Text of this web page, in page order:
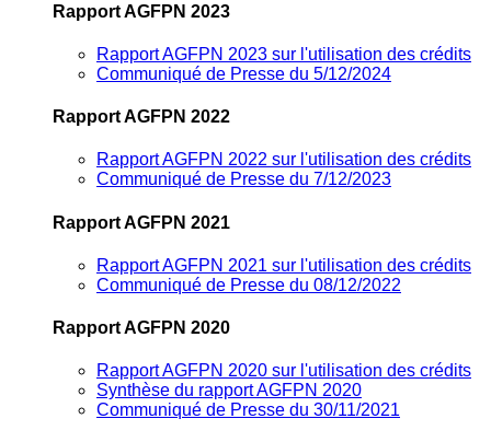
Rapport AGFPN 2023
Rapport AGFPN 2023 sur l'utilisation des crédits
Communiqué de Presse du 5/12/2024
Rapport AGFPN 2022
Rapport AGFPN 2022 sur l'utilisation des crédits
Communiqué de Presse du 7/12/2023
Rapport AGFPN 2021
Rapport AGFPN 2021 sur l'utilisation des crédits
Communiqué de Presse du 08/12/2022
Rapport AGFPN 2020
Rapport AGFPN 2020 sur l'utilisation des crédits
Synthèse du rapport AGFPN 2020
Communiqué de Presse du 30/11/2021